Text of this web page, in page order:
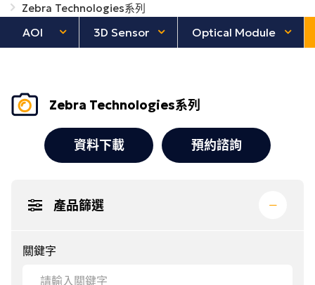
Zebra Technologies系列
AOI 3D Sensor Optical Module
Zebra Technologies系列
資料下載 預約諮詢
產品篩選
關鍵字